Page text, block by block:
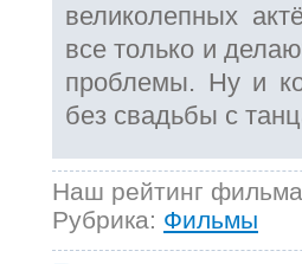
великолепных
все только и
проблемы. Ну и
без свадьбы с
Наш рейтинг
Рубрика: Фильмы